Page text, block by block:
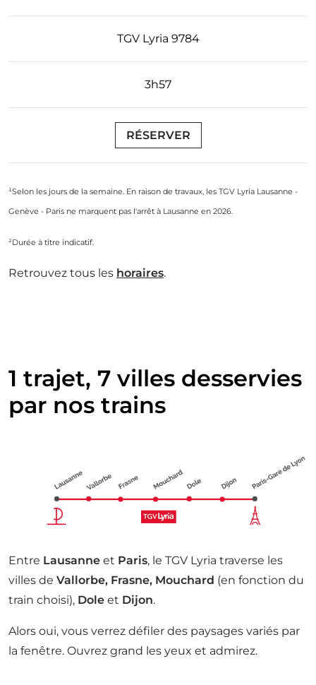
TGV Lyria 9784
3h57
RÉSERVER
¹Selon les jours de la semaine. En raison de travaux, les TGV Lyria Lausanne -
Genève - Paris ne marquent pas l'arrêt à Lausanne en 2026.
²Durée à titre indicatif.
Retrouvez tous les horaires.
1 trajet, 7 villes desservies
par nos trains
Entre Lausanne et Paris, le TGV Lyria traverse les
villes de Vallorbe, Frasne, Mouchard (en fonction du
train choisi), Dole et Dijon.
Alors oui, vous verrez défiler des paysages variés par
la fenêtre. Ouvrez grand les yeux et admirez.